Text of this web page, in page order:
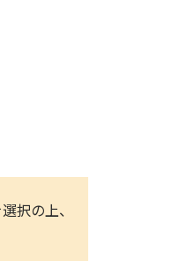
択の上、